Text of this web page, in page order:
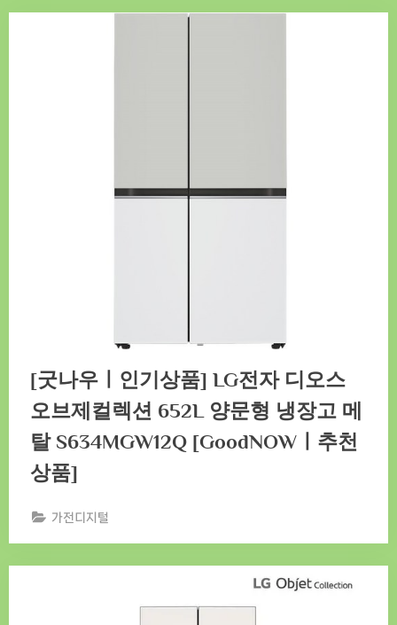
[굿나우ㅣ인기상품] LG전자 디오스
오브제컬렉션 652L 양문형 냉장고 메
탈 S634MGW12Q [GoodNOWㅣ추천
상품]
가전디지털